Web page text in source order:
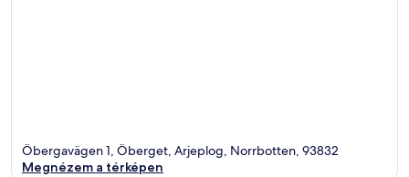
Öbergavägen 1, Öberget, Arjeplog, Norrbotten, 93832
Megnézem a térképen